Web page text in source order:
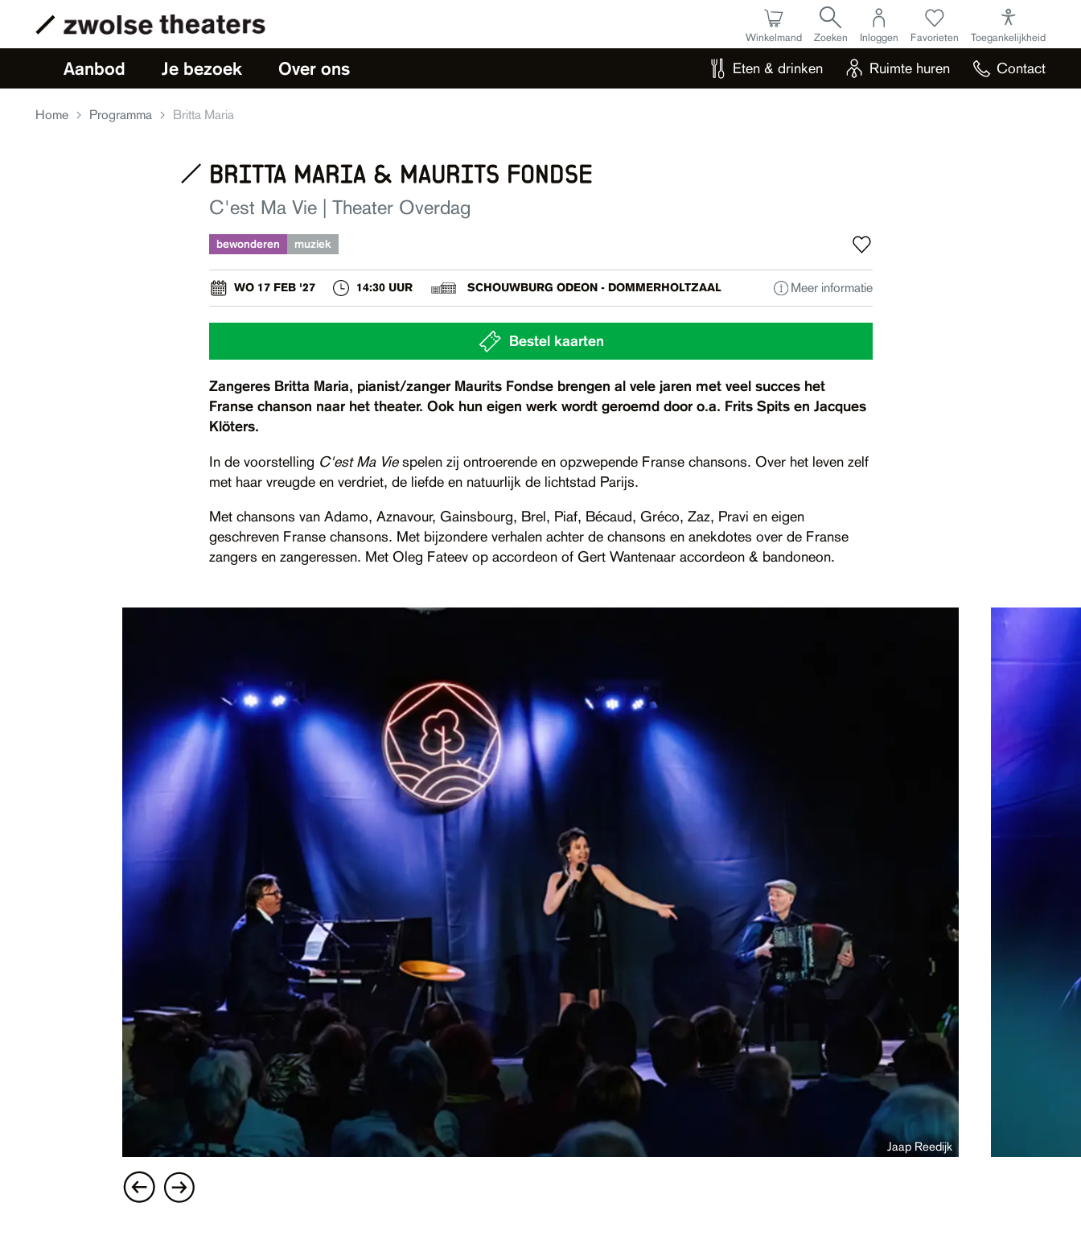
Aanbod Je bezoek Over ons Eten & drinken Ruimte huren Contact
Winkelmand Zoeken Inloggen Favorieten Toegankelijkheid
Home Programma Britta Maria
britta maria & maurits fondse
C'est Ma Vie | Theater Overdag
bewonderen muziek
WO 17 FEB '27 14:30 UUR SCHOUWBURG ODEON - DOMMERHOLTZAAL Meer informatie
Bestel kaarten
Zangeres Britta Maria, pianist/zanger Maurits Fondse brengen al vele jaren met veel succes het
Franse chanson naar het theater. Ook hun eigen werk wordt geroemd door o.a. Frits Spits en Jacques
Klöters.
In de voorstelling C'est Ma Viespelen zij ontroerende en opzwepende Franse chansons. Over het leven zelf
met haar vreugde en verdriet, de liefde en natuurlijk de lichtstad Parijs.
Met chansons van Adamo, Aznavour, Gainsbourg, Brel, Piaf, Bécaud, Gréco, Zaz, Pravi en eigen
geschreven Franse chansons. Met bijzondere verhalen achter de chansons en anekdotes over de Franse
zangers en zangeressen. Met Oleg Fateev op accordeon of Gert Wantenaar accordeon & bandoneon.
Jaap Reedijk